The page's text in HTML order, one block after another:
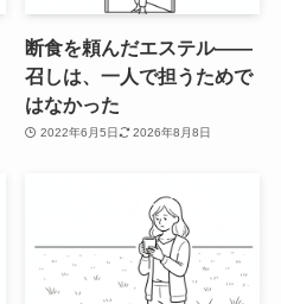
断食を頼んだエステル——
召しは、一人で担うためで
はなかった
2022年6月5日 2026年8月8日